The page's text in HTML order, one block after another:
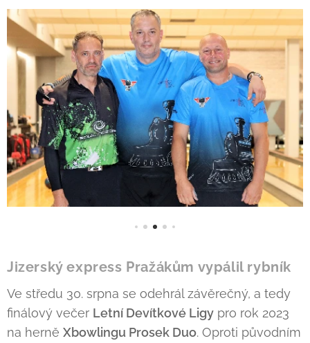
Jizerský express Pražákům vypálil rybník
Ve středu 30. srpna se odehrál závěrečný, a tedy
finálový večer Letní Devítkové Ligy pro rok 2023
na herně Xbowlingu Prosek Duo. Oproti původním